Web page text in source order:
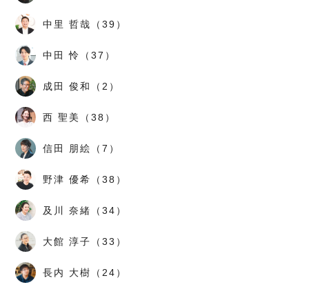
中里 哲哉（39）
中田 怜（37）
成田 俊和（2）
西 聖美（38）
信田 朋絵（7）
野津 優希（38）
及川 奈緒（34）
大館 淳子（33）
長内 大樹（24）